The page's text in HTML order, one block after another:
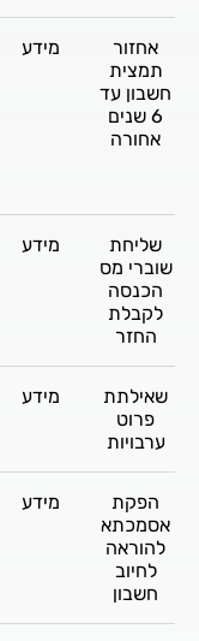
אחזור
תמצית
חשבון עד
6 שנים
אחורה
מידע
שליחת
שוברי מס
הכנסה
לקבלת
החזר
מידע
שאילתת
פרוט
ערבויות
מידע
הפקת
אסמכתא
להוראה
לחיוב
חשבון
מידע